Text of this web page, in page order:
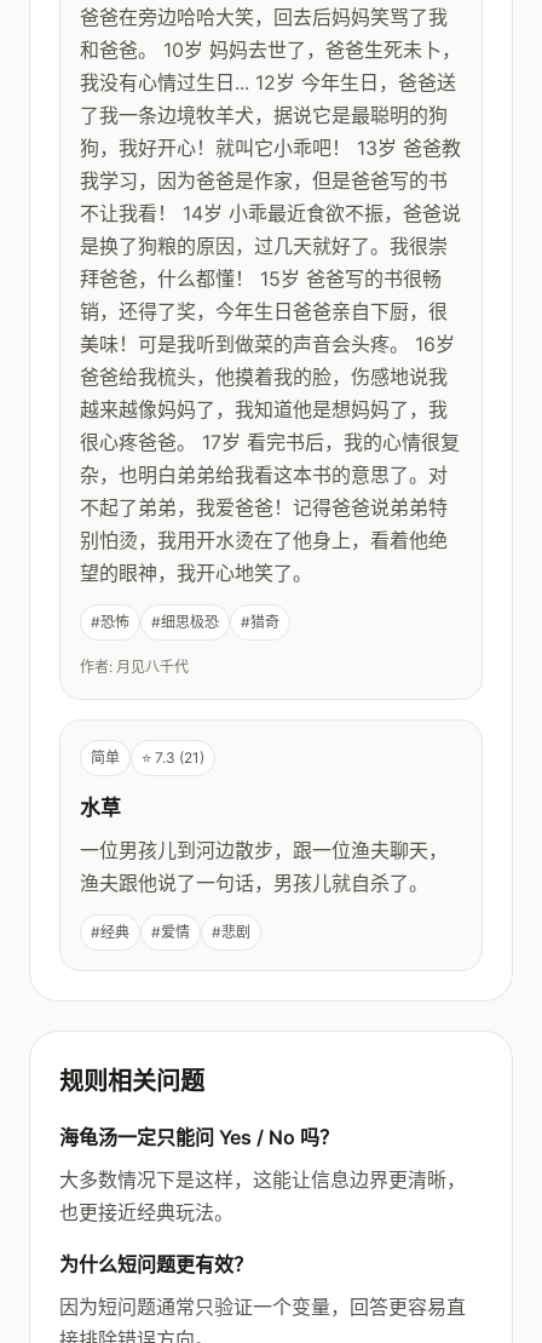
爸爸在旁边哈哈大笑，回去后妈妈笑骂了我
和爸爸。 10岁 妈妈去世了，爸爸生死未卜，
我没有心情过生日... 12岁 今年生日，爸爸送
了我一条边境牧羊犬，据说它是最聪明的狗
狗，我好开心！就叫它小乖吧！ 13岁 爸爸教
我学习，因为爸爸是作家，但是爸爸写的书
不让我看！ 14岁 小乖最近食欲不振，爸爸说
是换了狗粮的原因，过几天就好了。我很崇
拜爸爸，什么都懂！ 15岁 爸爸写的书很畅
销，还得了奖，今年生日爸爸亲自下厨，很
美味！可是我听到做菜的声音会头疼。 16岁
爸爸给我梳头，他摸着我的脸，伤感地说我
越来越像妈妈了，我知道他是想妈妈了，我
很心疼爸爸。 17岁 看完书后，我的心情很复
杂，也明白弟弟给我看这本书的意思了。对
不起了弟弟，我爱爸爸！记得爸爸说弟弟特
别怕烫，我用开水烫在了他身上，看着他绝
望的眼神，我开心地笑了。
#恐怖 #细思极恐 #猎奇
作者: 月见八千代
简单 ⭐ 7.3 (21)
水草
一位男孩儿到河边散步，跟一位渔夫聊天，
渔夫跟他说了一句话，男孩儿就自杀了。
#经典 #爱情 #悲剧
规则相关问题
海龟汤一定只能问 Yes / No 吗？
大多数情况下是这样，这能让信息边界更清晰，
也更接近经典玩法。
为什么短问题更有效？
因为短问题通常只验证一个变量，回答更容易直